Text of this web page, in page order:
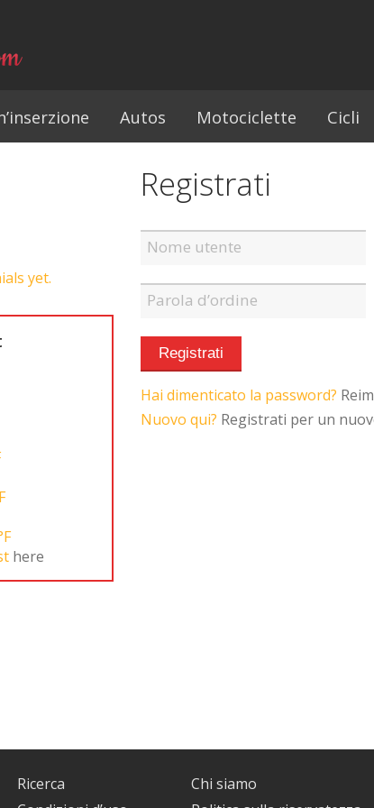
Autos Motociclette Cicli
yet.
here
Registrati
Hai dimenticato la password?
Nuovo qui? Registrati per un
Ricerca
Chi siamo